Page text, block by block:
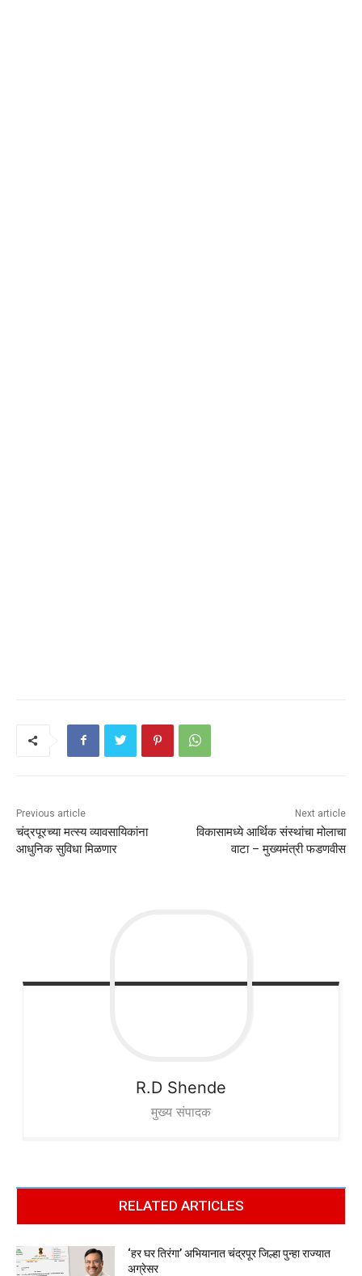
Previous article
चंद्रपूरच्या मत्स्य व्यावसायिकांना
आधुनिक सुविधा मिळणार
Next article
विकासामध्ये आर्थिक संस्थांचा मोलाचा
वाटा – मुख्यमंत्री फडणवीस
R.D Shende
मुख्य संपादक
RELATED ARTICLES
‘हर घर तिरंगा’ अभियानात चंद्रपूर जिल्हा पुन्हा राज्यात
अग्रेसर